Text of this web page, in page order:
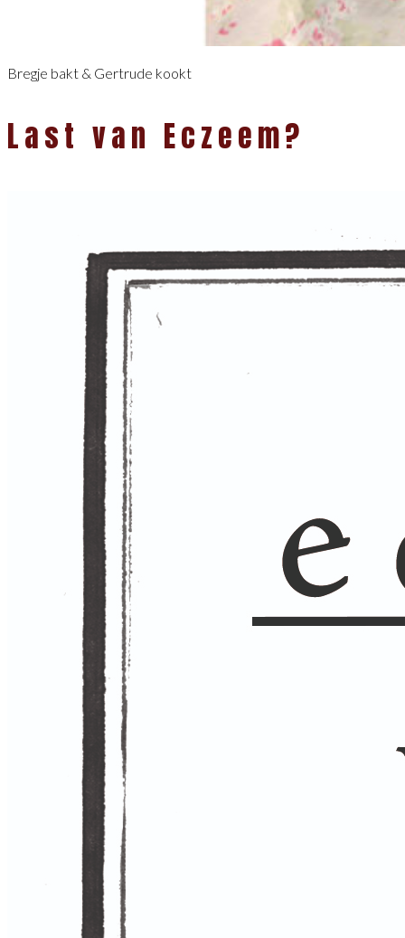
Bregje bakt & Gertrude kookt
Last van Eczeem?